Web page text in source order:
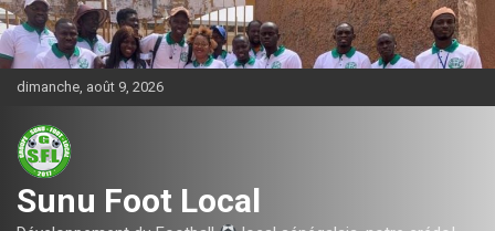
Aller
au
contenu
dimanche, août 9, 2026
Sunu Foot Local